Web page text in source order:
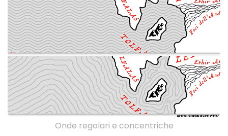
Onde regolari e concentriche